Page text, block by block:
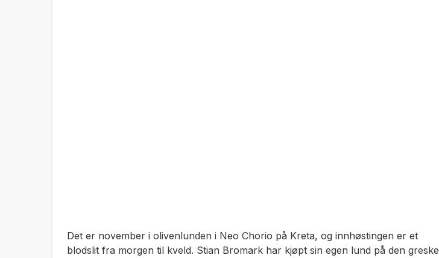
Det er november i olivenlunden i Neo Chorio på Kreta, og innhøstingen er et
blodslit fra morgen til kveld. Stian Bromark har kjøpt sin egen lund på den greske